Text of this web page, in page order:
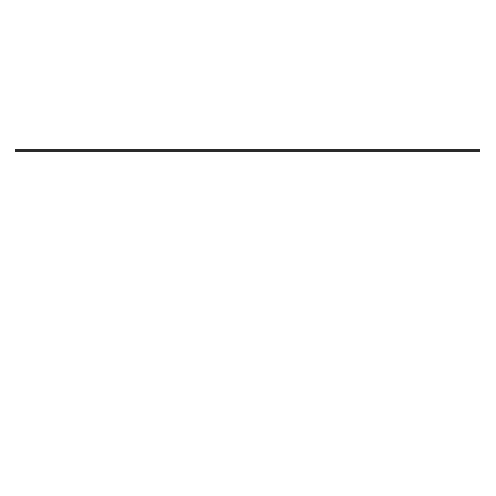
die Pietà, die Hl. Walburga